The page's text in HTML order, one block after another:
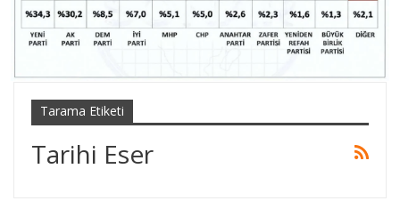
Tarama Etiketi
Tarihi Eser